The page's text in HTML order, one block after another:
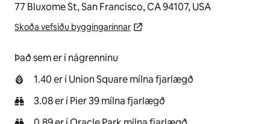
77 Bluxome St, San Francisco, CA 94107, USA
Skoða vefsíðu byggingarinnar
Það sem er í nágrenninu
1.40 er í Union Square mílna fjarlægð
3.08 er í Pier 39 mílna fjarlægð